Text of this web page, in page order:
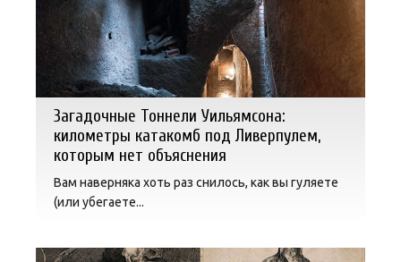
Загадочные Тоннели Уильямсона:
километры катакомб под Ливерпулем,
которым нет объяснения
Вам наверняка хоть раз снилось, как вы гуляете
(или убегаете...